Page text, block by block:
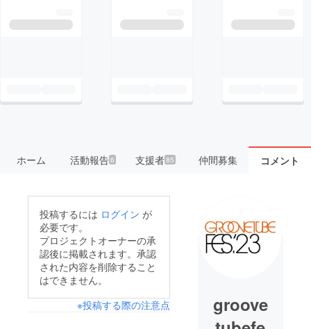
ホーム 活動報告6 支援者85 仲間募集 コメント
投稿するには ログイン が
必要です。
プロジェクトオーナーの承
認後に掲載されます。承認
された内容を削除すること
はできません。
※投稿する際の注意点
groove